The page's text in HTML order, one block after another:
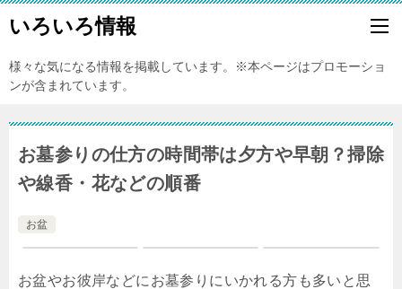
いろいろ情報
様々な気になる情報を掲載しています。※本ページはプロモーショ
ンが含まれています。
お墓参りの仕方の時間帯は夕方や早朝？掃除
や線香・花などの順番
お盆
お盆やお彼岸などにお墓参りにいかれる方も多いと思